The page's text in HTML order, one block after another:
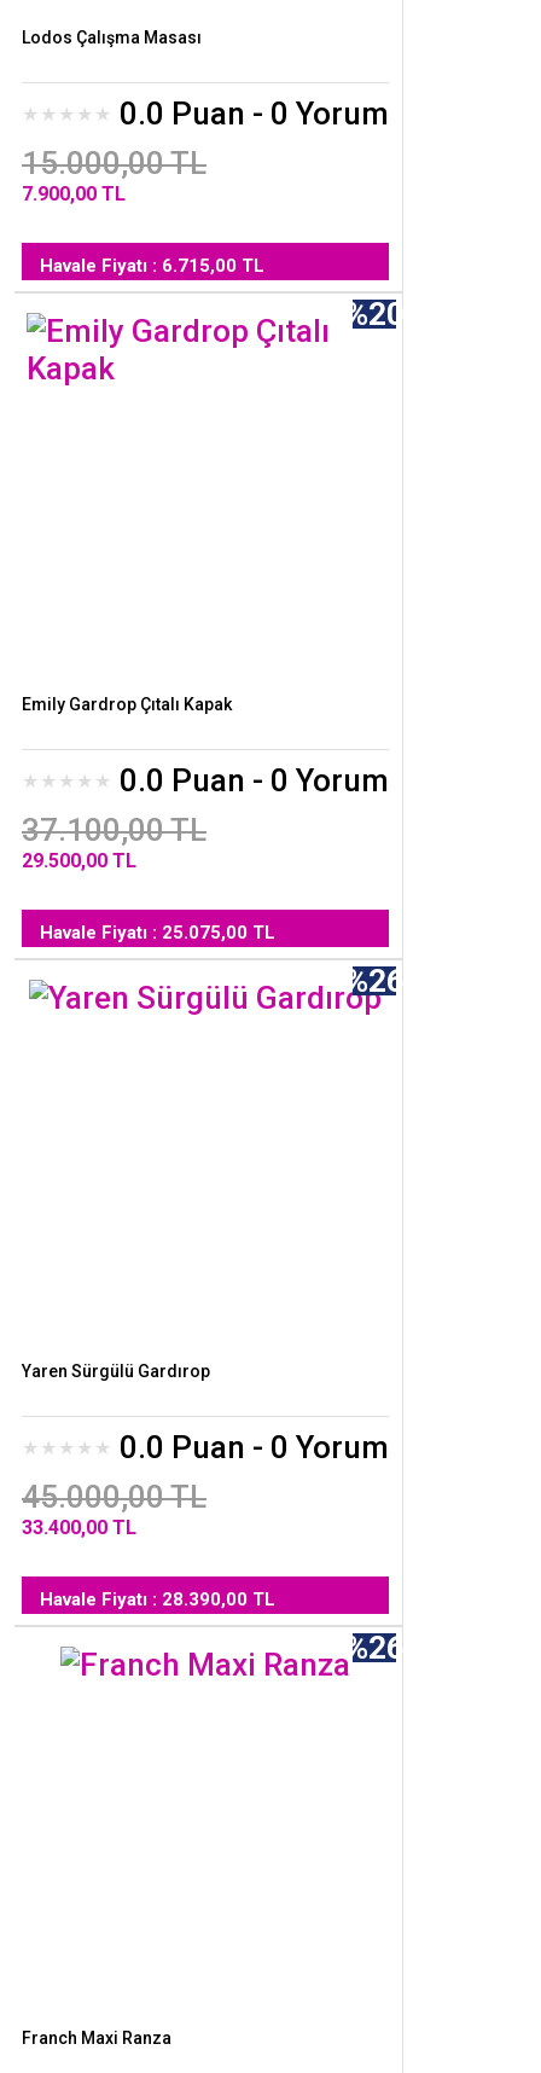
Lodos Çalışma Masası
0.0 Puan - 0 Yorum
15.000,00 TL
7.900,00 TL
Havale Fiyatı : 6.715,00 TL
%20
Emily Gardrop Çıtalı Kapak
0.0 Puan - 0 Yorum
37.100,00 TL
29.500,00 TL
Havale Fiyatı : 25.075,00 TL
%26
Yaren Sürgülü Gardırop
0.0 Puan - 0 Yorum
45.000,00 TL
33.400,00 TL
Havale Fiyatı : 28.390,00 TL
%26
Franch Maxi Ranza